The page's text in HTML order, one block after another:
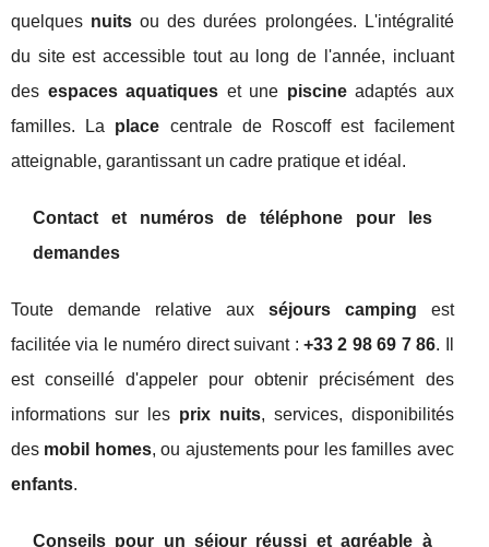
quelques nuits ou des durées prolongées. L'intégralité
du site est accessible tout au long de l'année, incluant
des espaces aquatiques et une piscineadaptés aux
familles. La place centrale de Roscoff est facilement
atteignable, garantissant un cadre pratique et idéal.
Contact et numéros de téléphone pour les
demandes
Toute demande relative aux séjours camping est
facilitée via le numéro direct suivant :+33 2 98 69 7 86. Il
est conseillé d'appeler pour obtenir précisément des
informations sur les prix nuits, services, disponibilités
des mobil homes, ou ajustements pour les familles avec
enfants.
Conseils pour un séjour réussi et agréable à